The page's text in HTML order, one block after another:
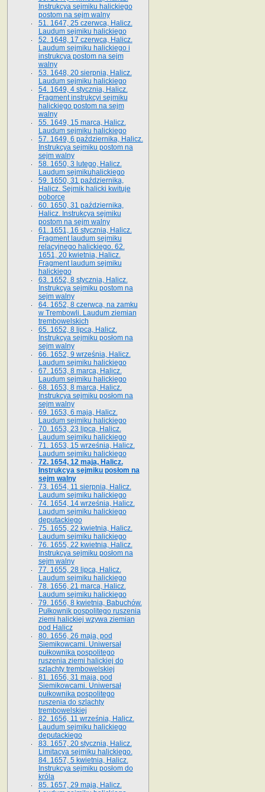
Instrukcya sejmiku halickiego
postom na sejm walny
51. 1647, 25 czerwca, Halicz.
Laudum sejmiku halickiego
52. 1648, 17 czerwca, Halicz.
Laudum sejmiku halickiego i
instrukcya postom na sejm
walny
53. 1648, 20 sierpnia, Halicz.
Laudum sejmiku halickiego
54. 1649, 4 stycznia, Halicz.
Fragment instrukcyi sejmiku
halickiego postom na sejm
walny
55. 1649, 15 marca, Halicz.
Laudum sejmiku halickiego
57. 1649, 6 października, Halicz.
Instrukcya sejmiku postom na
sejm walny
58. 1650, 3 lutego, Halicz.
Laudum sejmikuhalickiego
59. 1650, 31 października,
Halicz. Sejmik halicki kwituje
poborcę
60. 1650, 31 października,
Halicz. Instrukcya sejmiku
postom na sejm walny
61. 1651, 16 stycznia, Halicz.
Fragment laudum sejmiku
relacyjnego halickiego. 62.
1651, 20 kwietnia, Halicz.
Fragment laudum sejmiku
halickiego
63. 1652, 8 stycznia, Halicz.
Instrukcya sejmiku postom na
sejm walny
64. 1652, 8 czerwca, na zamku
w Trembowli. Laudum ziemian
trembowelskich
65. 1652, 8 lipca, Halicz.
Instrukcya sejmiku posłom na
sejm walny
66. 1652, 9 września, Halicz.
Laudum sejmiku halickiego
67. 1653, 8 marca, Halicz.
Laudum sejmiku halickiego
68. 1653, 8 marca, Halicz.
Instrukcya sejmiku posłom na
sejm walny
69. 1653, 6 maja, Halicz.
Laudum sejmiku halickiego
70. 1653, 23 lipca, Halicz.
Laudum sejmiku halickiego
71. 1653, 15 września, Halicz.
Laudum sejmiku halickiego
72. 1654, 12 maja, Halicz.
Instrukcya sejmiku posłom na
sejm walny
73. 1654, 11 sierpnia, Halicz.
Laudum sejmiku halickiego
74. 1654, 14 września, Halicz.
Laudum sejmiku halickiego
deputackiego
75. 1655, 22 kwietnia, Halicz.
Laudum sejmiku halickiego
76. 1655, 22 kwietnia, Halicz.
Instrukcya sejmiku posłom na
sejm walny
77. 1655, 28 lipca, Halicz.
Laudum sejmiku halickiego
78. 1656, 21 marca, Halicz.
Laudum sejmiku halickiego
79. 1656, 8 kwietnia, Babuchów.
Pułkownik pospolitego ruszenia
ziemi halickiej wzywa ziemian
pod Halicz
80. 1656, 26 maja, pod
Siemikowcami. Uniwersał
pułkownika pospolitego
ruszenia ziemi halickiej do
szlachty trembowelskiej
81. 1656, 31 maja, pod
Siemikowcami. Uniwersał
pułkownika pospolitego
ruszenia do szlachty
trembowelskiej
82. 1656, 11 września, Halicz.
Laudum sejmiku halickiego
deputackiego
83. 1657, 20 stycznia, Halicz.
Limitacya sejmiku halickiego.
84. 1657, 5 kwietnia, Halicz.
Instrukcya sejmiku posłom do
króla
85. 1657, 29 maja, Halicz.